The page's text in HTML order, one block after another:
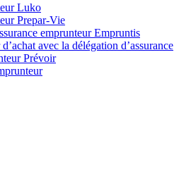
Luko
Prepar-Vie
emprunteur Empruntis
avec la délégation d’assurance
Prévoir